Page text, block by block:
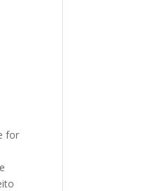
for